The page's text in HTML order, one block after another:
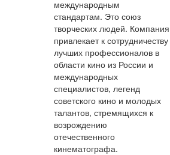
международным
стандартам. Это союз
творческих людей. Компания
привлекает к сотрудничеству
лучших профессионалов в
области кино из России и
международных
специалистов, легенд
советского кино и молодых
талантов, стремящихся к
возрождению
отечественного
кинематографа.